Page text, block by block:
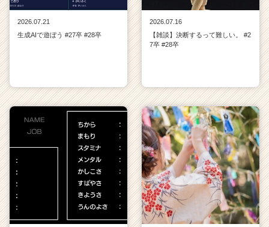
2026.07.21
生成AIで遊ぼう #27卒 #28卒
2026.07.16
【雑談】決断するって難しい。 #2
7卒 #28卒